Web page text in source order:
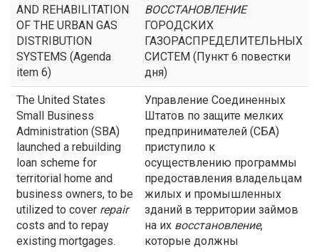
AND REHABILITATION
OF THE URBAN GAS
DISTRIBUTION
SYSTEMS (Agenda
item 6)
ВОССТАНОВЛЕНИЕ
ГОРОДСКИХ
ГАЗОРАСПРЕДЕЛИТЕЛЬНЫХ
СИСТЕМ (Пункт 6 повестки
дня)
The United States
Small Business
Administration (SBA)
launched a rebuilding
loan scheme for
territorial home and
business owners, to be
utilized to cover repair
costs and to repay
existing mortgages.
Управление Соединенных
Штатов по защите мелких
предпринимателей (СБА)
приступило к
осуществлению программы
предоставления владельцам
жилых и промышленных
зданий в территории займов
на их восстановление,
которые должны